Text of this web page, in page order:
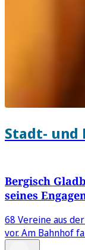
Stadt-
Bergisch
seines
68 Vereine aus
vor. Am Bahnhof